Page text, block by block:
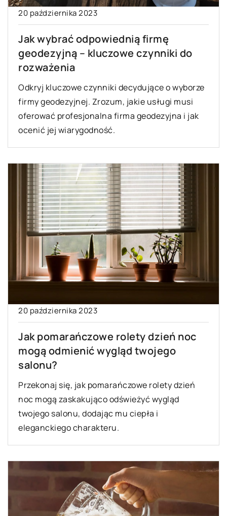
20 października 2023
Jak wybrać odpowiednią firmę
geodezyjną – kluczowe czynniki do
rozważenia
Odkryj kluczowe czynniki decydujące o wyborze
firmy geodezyjnej. Zrozum, jakie usługi musi
oferować profesjonalna firma geodezyjna i jak
ocenić jej wiarygodność.
20 października 2023
Jak pomarańczowe rolety dzień noc
mogą odmienić wygląd twojego
salonu?
Przekonaj się, jak pomarańczowe rolety dzień
noc mogą zaskakująco odświeżyć wygląd
twojego salonu, dodając mu ciepła i
eleganckiego charakteru.